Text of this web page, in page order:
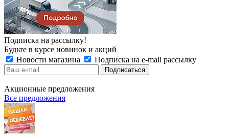
Подписка на рассылку!
Будьте в курсе новинок и акций
Новости магазина
Подписка на e-mail рассылку
Акционные предложения
Все предложения